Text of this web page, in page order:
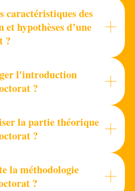
caractéristiques des
hypothèses d’une
?
l'introduction
?
la partie théorique
?
la méthodologie
?